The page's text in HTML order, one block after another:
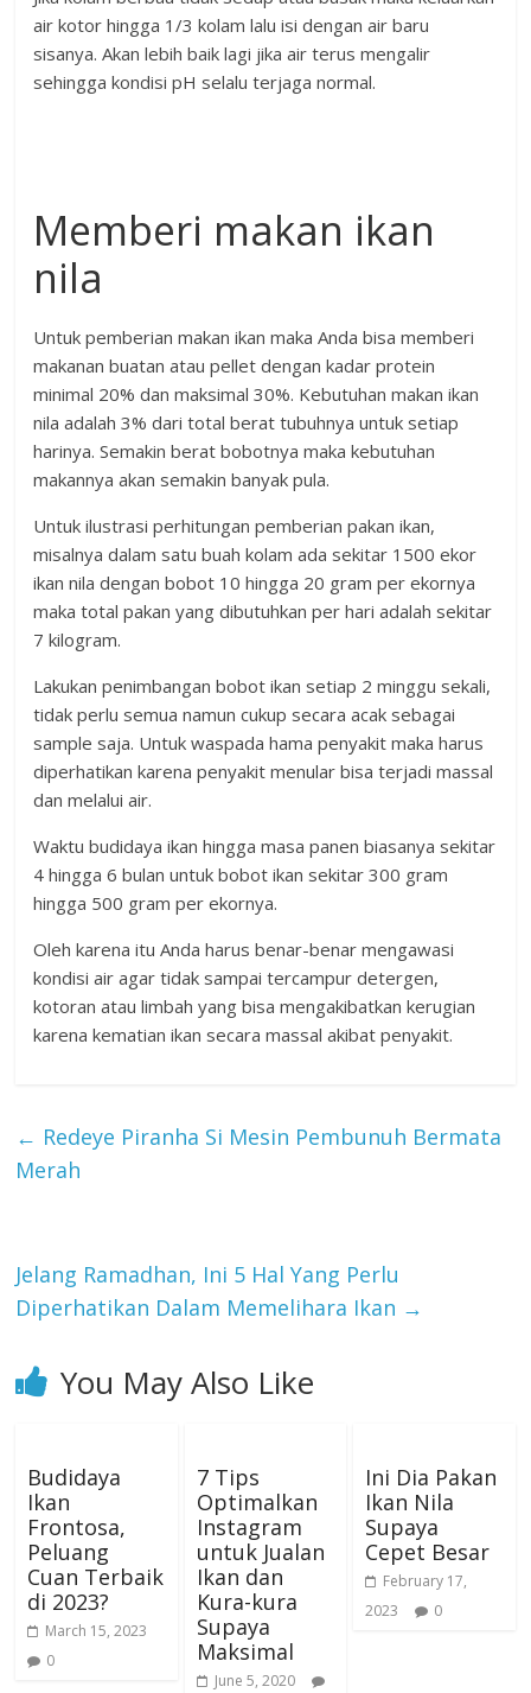
air kotor hingga 1/3 kolam lalu isi dengan air baru
sisanya. Akan lebih baik lagi jika air terus mengalir
sehingga kondisi pH selalu terjaga normal.
Memberi makan ikan
nila
Untuk pemberian makan ikan maka Anda bisa memberi
makanan buatan atau pellet dengan kadar protein
minimal 20% dan maksimal 30%. Kebutuhan makan ikan
nila adalah 3% dari total berat tubuhnya untuk setiap
harinya. Semakin berat bobotnya maka kebutuhan
makannya akan semakin banyak pula.
Untuk ilustrasi perhitungan pemberian pakan ikan,
misalnya dalam satu buah kolam ada sekitar 1500 ekor
ikan nila dengan bobot 10 hingga 20 gram per ekornya
maka total pakan yang dibutuhkan per hari adalah sekitar
7 kilogram.
Lakukan penimbangan bobot ikan setiap 2 minggu sekali,
tidak perlu semua namun cukup secara acak sebagai
sample saja. Untuk waspada hama penyakit maka harus
diperhatikan karena penyakit menular bisa terjadi massal
dan melalui air.
Waktu budidaya ikan hingga masa panen biasanya sekitar
4 hingga 6 bulan untuk bobot ikan sekitar 300 gram
hingga 500 gram per ekornya.
Oleh karena itu Anda harus benar-benar mengawasi
kondisi air agar tidak sampai tercampur detergen,
kotoran atau limbah yang bisa mengakibatkan kerugian
karena kematian ikan secara massal akibat penyakit.
← Redeye Piranha Si Mesin Pembunuh Bermata
Merah
Jelang Ramadhan, Ini 5 Hal Yang Perlu
Diperhatikan Dalam Memelihara Ikan →
You May Also Like
Budidaya
Ikan
Frontosa,
Peluang
Cuan Terbaik
di 2023?
March 15, 2023
0
7 Tips
Optimalkan
Instagram
untuk Jualan
Ikan dan
Kura-kura
Supaya
Maksimal
June 5, 2020
Ini Dia Pakan
Ikan Nila
Supaya
Cepet Besar
February 17,
2023
0